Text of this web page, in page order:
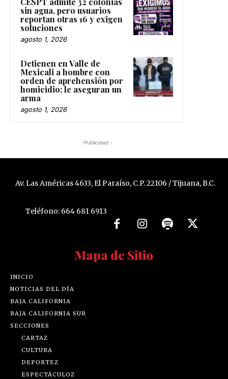
sin agua, pero usuarios
reportan otras 16 y exigen
soluciones
agosto 1, 2026
Detienen en Valle de
Mexicali a hombre con
orden de aprehensión por
homicidio; le aseguran un
arma
agosto 1, 2026
-Publicidad -
Av. Las Américas 4633, El Paraíso, C.P. 22106 / Tijuana, B.C.
Teléfono: 664 681 6913
Mapa de Sitio
INICIO
NOTICIAS DEL DÍA
BAJA CALIFORNIA
BAJA CALIFORNIA SUR
SECCIONES
CARTAZ
CULTURA
DEPORTEZ
ESPECTÁCULOZ